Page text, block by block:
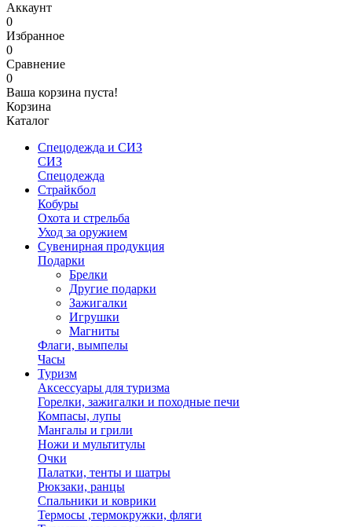
Аккаунт
0
Избранное
0
Сравнение
0
Ваша корзина пуста!
Корзина
Каталог
Спецодежда и СИЗ
СИЗ
Спецодежда
Страйкбол
Кобуры
Охота и стрельба
Уход за оружием
Сувенирная продукция
Подарки
Брелки
Другие подарки
Зажигалки
Игрушки
Магниты
Флаги, вымпелы
Часы
Туризм
Аксессуары для туризма
Горелки, зажигалки и походные печи
Компасы, лупы
Мангалы и грили
Ножи и мультитулы
Очки
Палатки, тенты и шатры
Рюкзаки, ранцы
Спальники и коврики
Термосы ,термокружки, фляги